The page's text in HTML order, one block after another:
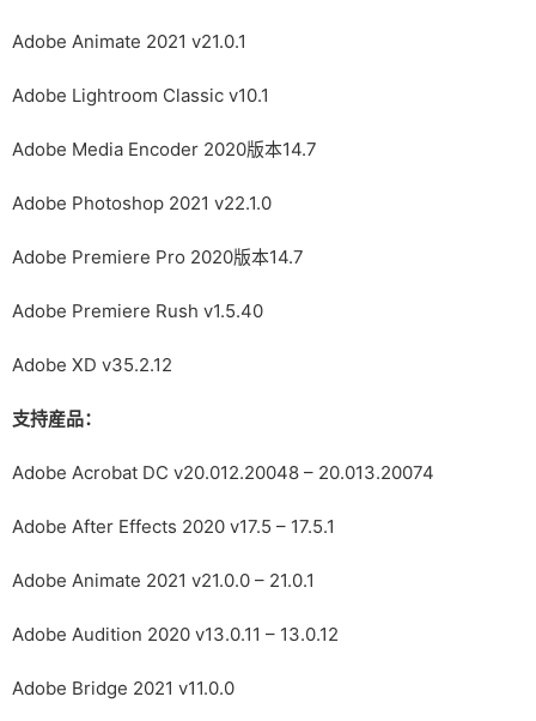
Adobe Animate 2021 v21.0.1
Adobe Lightroom Classic v10.1
Adobe Media Encoder 2020版本14.7
Adobe Photoshop 2021 v22.1.0
Adobe Premiere Pro 2020版本14.7
Adobe Premiere Rush v1.5.40
Adobe XD v35.2.12
支持産品：
Adobe Acrobat DC v20.012.20048 – 20.013.20074
Adobe After Effects 2020 v17.5 – 17.5.1
Adobe Animate 2021 v21.0.0 – 21.0.1
Adobe Audition 2020 v13.0.11 – 13.0.12
Adobe Bridge 2021 v11.0.0